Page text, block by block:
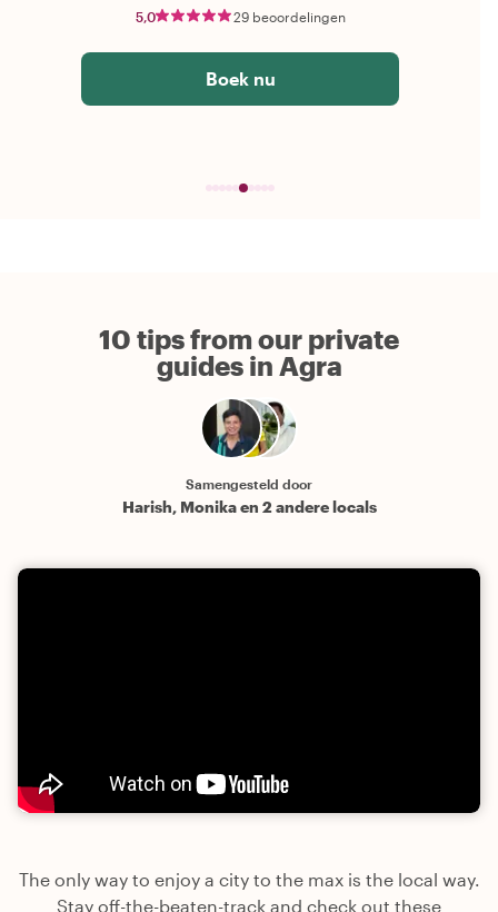
5,0 29 beoordelingen
Boek nu
10 tips from our private
guides in Agra
Samengesteld door
Harish, Monika en 2 andere locals
The only way to enjoy a city to the max is the local way.
Stay off-the-beaten-track and check out these